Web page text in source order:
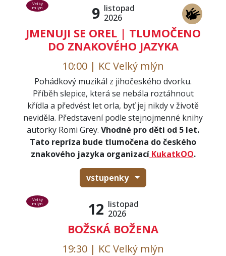
9 listopad
2026
JMENUJI SE OREL | TLUMOČENO
DO ZNAKOVÉHO JAZYKA
Velký
mlýn
10:00 | KC Velký mlýn
Pohádkový muzikál z jihočeského dvorku.
Příběh slepice, která se nebála roztáhnout
křídla a předvést let orla, byť jej nikdy v životě
neviděla. Představení podle stejnojmenné knihy
autorky Romi Grey. Vhodné pro děti od 5 let.
Tato repríza bude tlumočena do českého
znakového jazyka organizacíKukatkOO.
vstupenky
12 listopad
2026
BOŽSKÁ BOŽENA
Velký
mlýn
19:30 | KC Velký mlýn